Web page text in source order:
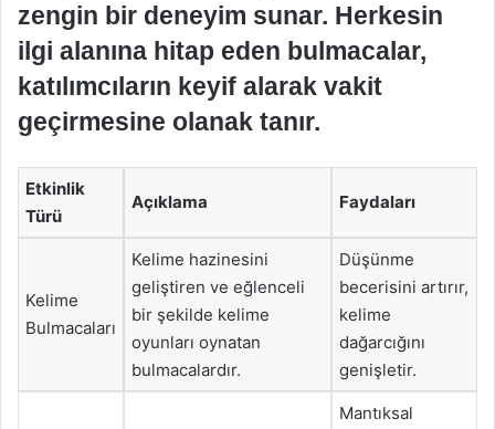
zengin bir deneyim sunar. Herkesin
ilgi alanına hitap eden bulmacalar,
katılımcıların keyif alarak vakit
geçirmesine olanak tanır.
Etkinlik
Türü
Açıklama Faydaları
Kelime
Bulmacaları
Kelime hazinesini
geliştiren ve eğlenceli
bir şekilde kelime
oyunları oynatan
bulmacalardır.
Düşünme
becerisini artırır,
kelime
dağarcığını
genişletir.
Mantıksal